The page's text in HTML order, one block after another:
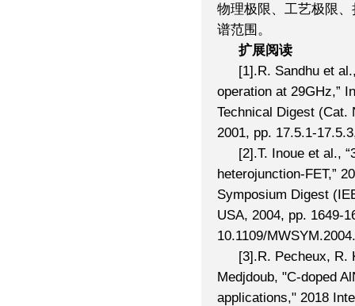
物理极限、工艺极限
谱范围。
扩展阅读
[1].R. Sandhu et
operation at 29GHz,”
Technical Digest (Cat.
2001, pp. 17.5.1-
[2].T. Inoue et al.,
heterojunction-FET,”
Symposium Digest
USA, 2004, pp. 1649-
10.1109/
[3].R. Pecheux, R.
Medjdoub, "C-doped
applications," 2018